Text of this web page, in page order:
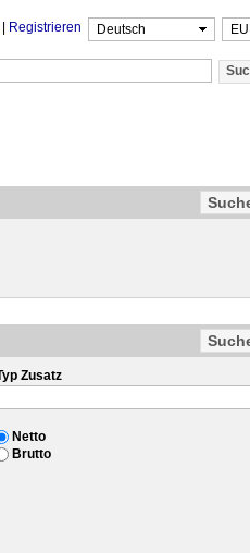
Registrieren
Zusatz
Netto
Brutto